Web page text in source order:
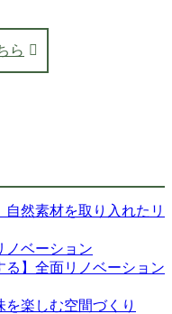
ら
自然素材を取り入れたリ
ノベーション
る】全面リノベーション
を楽しむ空間づくり